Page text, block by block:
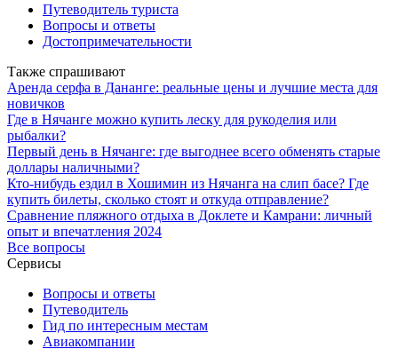
Путеводитель туриста
Вопросы и ответы
Достопримечательности
Также спрашивают
Аренда серфа в Дананге: реальные цены и лучшие места для
новичков
Где в Нячанге можно купить леску для рукоделия или
рыбалки?
Первый день в Нячанге: где выгоднее всего обменять старые
доллары наличными?
Кто-нибудь ездил в Хошимин из Нячанга на слип басе? Где
купить билеты, сколько стоят и откуда отправление?
Сравнение пляжного отдыха в Доклете и Камрани: личный
опыт и впечатления 2024
Все вопросы
Сервисы
Вопросы и ответы
Путеводитель
Гид по интересным местам
Авиакомпании